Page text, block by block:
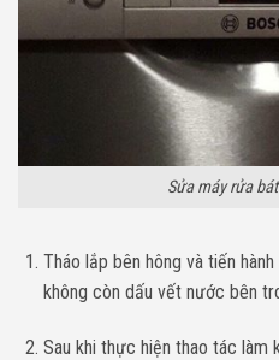
Sửa máy rửa
Tháo lắp bên hông và tiến
không còn dấu vết nước bên
Sau khi thực hiện thao tác làm